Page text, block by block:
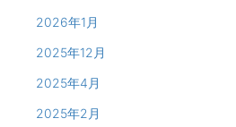
2026年1月
2025年12月
2025年4月
2025年2月